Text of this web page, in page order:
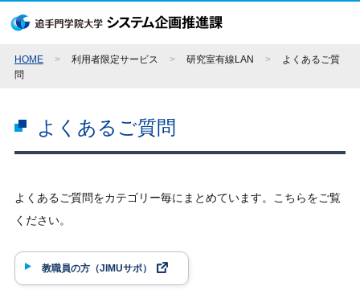
HOME > 利用者限定サービス > 研究室有線LAN >
よくあるご質
問
よくあるご質問
よくあるご質問をカテゴリー毎にまとめています。こちらをご覧
ください。
教職員の方（JIMUサポ）